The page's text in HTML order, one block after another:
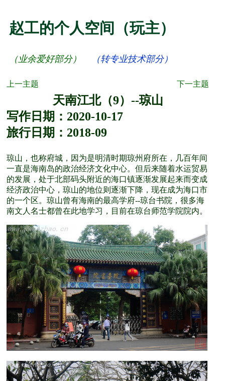
赵工的个人空间（玩主）
（业余爱好部分） （转专业技术部分）
上一主题 下一主题
天南江北（9）--琼山
写作日期：2020-10-17
旅行日期：2018-09
琼山，也称府城，因为是明清时期琼州府所在，几百年间
一直是海南岛的政治经济文化中心。但后来随着水运贸易
的发展，处于北部码头附近的海口镇逐渐发展起来而变成
经济政治中心，琼山的地位则逐渐下降，现在成为海口市
的一个区。琼山曾有海南的最高学府--琼台书院，很多海
南文人名士都曾在此地学习，目前在琼台师范学院院内。